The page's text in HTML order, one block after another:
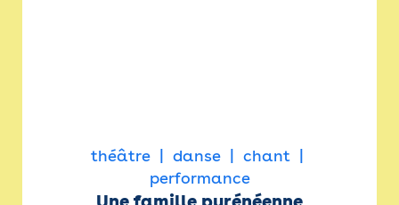
théâtre danse
chant
performance